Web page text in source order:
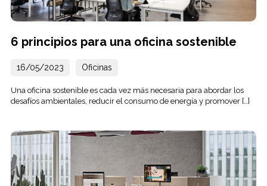
6 principios para una oficina sostenible
16/05/2023 Oficinas
Una oficina sostenible es cada vez más necesaria para abordar los
desafíos ambientales, reducir el consumo de energía y promover […]